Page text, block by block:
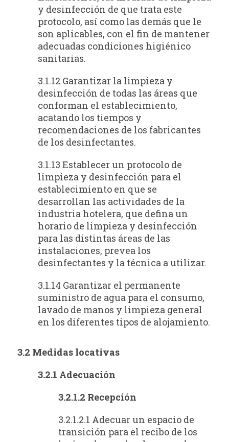
y desinfección de que trata este
protocolo, así como las demás que le
son aplicables, con el fin de mantener
adecuadas condiciones higiénico
sanitarias.
3.1.12 Garantizar la limpieza y
desinfección de todas las áreas que
conforman el establecimiento,
acatando los tiempos y
recomendaciones de los fabricantes
de los desinfectantes.
3.1.13 Establecer un protocolo de
limpieza y desinfección para el
establecimiento en que se
desarrollan las actividades de la
industria hotelera, que defina un
horario de limpieza y desinfección
para las distintas áreas de las
instalaciones, prevea los
desinfectantes y la técnica a utilizar.
3.1.14 Garantizar el permanente
suministro de agua para el consumo,
lavado de manos y limpieza general
en los diferentes tipos de alojamiento.
3.2 Medidas locativas
3.2.1 Adecuación
3.2.1.2 Recepción
3.2.1.2.1 Adecuar un espacio de
transición para el recibo de los